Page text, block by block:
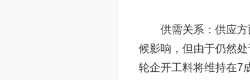
供需关系：供应方
候影响，但由于仍然
轮企开工料将维持在7